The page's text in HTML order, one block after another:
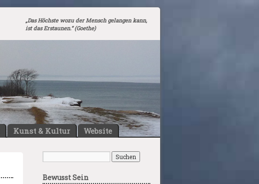
„Das Höchste wozu der Mensch gelangen kann,
ist das Erstaunen.“ (Goethe)
Kunst & Kultur Website
Bewusst Sein